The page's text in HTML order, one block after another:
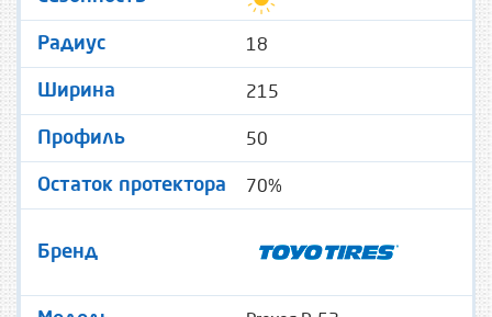
Радиус 18
Ширина 215
Профиль 50
Остаток протектора 70%
Бренд